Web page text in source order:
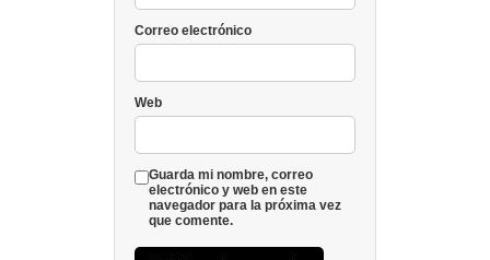
Correo electrónico
Web
Guarda mi nombre, correo
electrónico y web en este
navegador para la próxima vez
que comente.